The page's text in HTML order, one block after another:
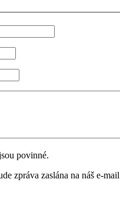
povinné.
zpráva zaslána na náš e-